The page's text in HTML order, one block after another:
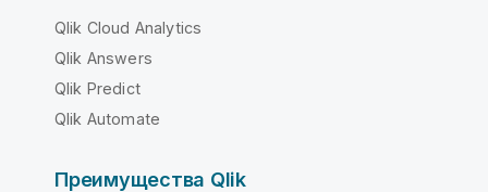
Qlik Cloud Analytics
Qlik Answers
Qlik Predict
Qlik Automate
Преимущества Qlik